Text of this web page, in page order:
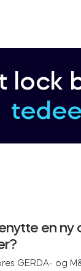
DET?
lock
tedee
en ny
GERDA- og